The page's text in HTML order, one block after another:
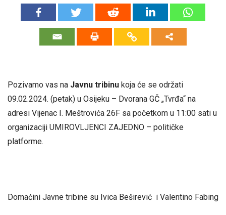
Pozivamo vas na Javnu tribinu koja će se održati
09.02.2024. (petak) u Osijeku – Dvorana GČ „Tvrđa“ na
adresi Vijenac I. Meštrovića 26F sa početkom u 11:00 sati u
organizaciji UMIROVLJENCI ZAJEDNO – političke
platforme.
Domaćini Javne tribine su Ivica Beširević i Valentino Fabing